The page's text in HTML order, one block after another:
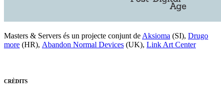
Masters & Servers és un projecte conjunt de Aksioma (SI), Drugo
more (HR), Abandon Normal Devices (UK), Link Art Center
CRÈDITS